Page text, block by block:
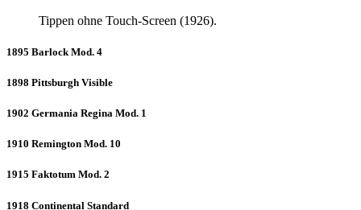
Tippen ohne Touch-Screen (1926).
1895 Barlock Mod. 4
1898 Pittsburgh Visible
1902 Germania Regina Mod. 1
1910 Remington Mod. 10
1915 Faktotum Mod. 2
1918 Continental Standard